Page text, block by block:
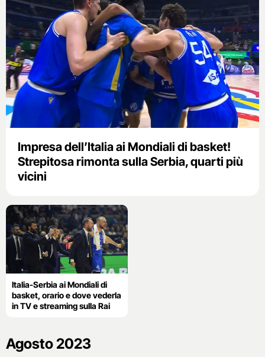
Impresa dell’Italia ai Mondiali di basket!
Strepitosa rimonta sulla Serbia, quarti più
vicini
Italia-Serbia ai Mondiali di
basket, orario e dove vederla
in TV e streaming sulla Rai
Agosto 2023